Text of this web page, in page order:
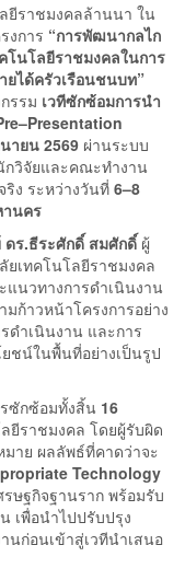
ยีราชมงคลล้านนา ใน
งการ “การพัฒนากลไก
โนโลยีราชมงคลในการ
ยได้ครัวเรือนชนบท”
รรม เวทีซักซ้อมการนำ
ายน 2569 ผ่านระบบ
กวิจัยและคณะทำงาน
ง ระหว่างวันที่ 6–8
านคร
ดร.ธีระศักดิ์ สมศักดิ์ผู้
เทคโนโลยีราชมงคล
นวทางการดำเนินงาน
ก้าวหน้าโครงการอย่าง
ดำเนินงาน และการ
ชน์ในพื้นที่อย่างเป็นรูป
ซักซ้อมทั้งสิ้น 16
ยีราชมงคล โดยผู้รับผิด
าย ผลลัพธ์ที่คาดว่าจะ
Technology
ษฐกิจฐานราก พร้อมรับ
เพื่อนำไปปรับปรุง
นก่อนเข้าสู่เวทีนำเสนอ